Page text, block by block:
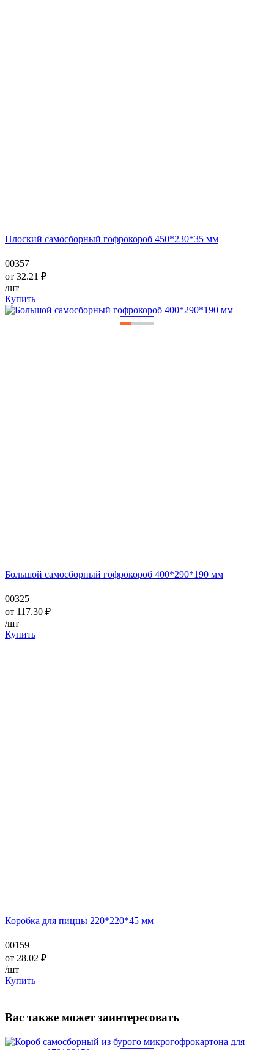
Плоский самосборный гофрокороб 450*230*35 мм
00357
от 32.21 ₽
/шт
Купить
———
Большой самосборный гофрокороб 400*290*190 мм
00325
от 117.30 ₽
/шт
Купить
Коробка для пиццы 220*220*45 мм
00159
от 28.02 ₽
/шт
Купить
Вас также может заинтересовать